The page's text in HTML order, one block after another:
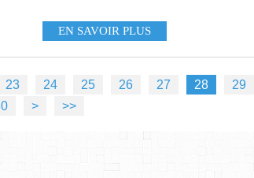
EN SAVOIR PLUS
23 24 25 26 27 28
29
> >>